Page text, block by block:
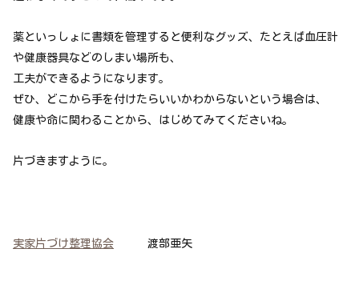
薬といっしょに書類を管理すると便利なグッズ、たとえば血圧計
や健康器具などのしまい場所も、
工夫ができるようになります。
ぜひ、どこから手を付けたらいいかわからないという場合は、
健康や命に関わることから、はじめてみてくださいね。
片づきますように。
実家片づけ整理協会 渡部亜矢